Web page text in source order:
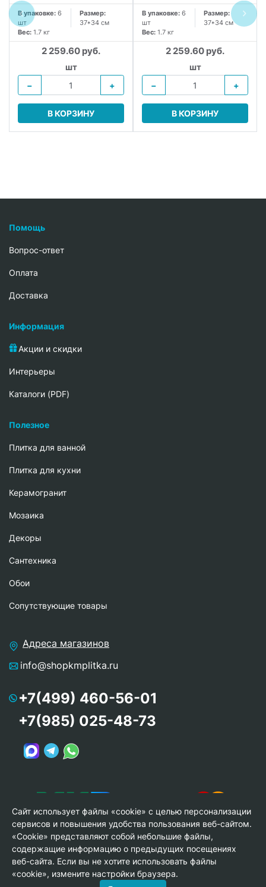
В упаковке: 6
шт
Размер:
37*34 см
Вес: 1.7 кг
2 259.60 руб.
шт
−
+
В КОРЗИНУ
В упаковке: 6
шт
Размер:
37*34 см
Вес: 1.7 кг
2 259.60 руб.
шт
−
+
В КОРЗИНУ
Помощь
Вопрос-ответ
Oплата
Доставка
Информация
Акции и скидки
Интерьеры
Каталоги (PDF)
Полезное
Плитка для ванной
Плитка для кухни
Керамогранит
Мозаика
Декоры
Сантехника
Обои
Сопутствующие товары
Адреса магазинов
info@shopkmplitka.ru
+7(499) 460-56-01
+7(985) 025-48-73
© Copyright 2013-2026 KERAMA MARAZZI, ООО «Гамма
Керамика»
Сайт использует файлы «cookie» с целью персонализации
сервисов и повышения удобства пользования веб-сайтом.
«Cookie» представляют собой небольшие файлы,
содержащие информацию о предыдущих посещениях
веб-сайта. Если вы не хотите использовать файлы
«cookie», измените настройки браузера.